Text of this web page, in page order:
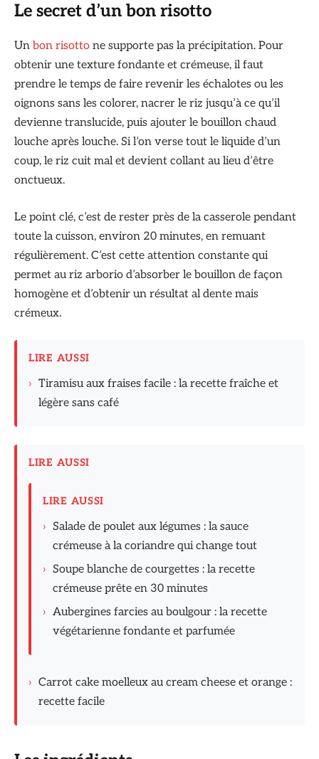
Le secret d’un bon risotto
Un bon risotto ne supporte pas la précipitation. Pour
obtenir une texture fondante et crémeuse, il faut
prendre le temps de faire revenir les échalotes ou les
oignons sans les colorer, nacrer le riz jusqu’à ce qu’il
devienne translucide, puis ajouter le bouillon chaud
louche après louche. Si l’on verse tout le liquide d’un
coup, le riz cuit mal et devient collant au lieu d’être
onctueux.
Le point clé, c’est de rester près de la casserole pendant
toute la cuisson, environ 20 minutes, en remuant
régulièrement. C’est cette attention constante qui
permet au riz arborio d’absorber le bouillon de façon
homogène et d’obtenir un résultat al dente mais
crémeux.
LIRE AUSSI
› Tiramisu aux fraises facile : la recette fraîche et
légère sans café
LIRE AUSSI
LIRE AUSSI
› Salade de poulet aux légumes : la sauce
crémeuse à la coriandre qui change tout
› Soupe blanche de courgettes : la recette
crémeuse prête en 30 minutes
› Aubergines farcies au boulgour : la recette
végétarienne fondante et parfumée
› Carrot cake moelleux au cream cheese et orange :
recette facile